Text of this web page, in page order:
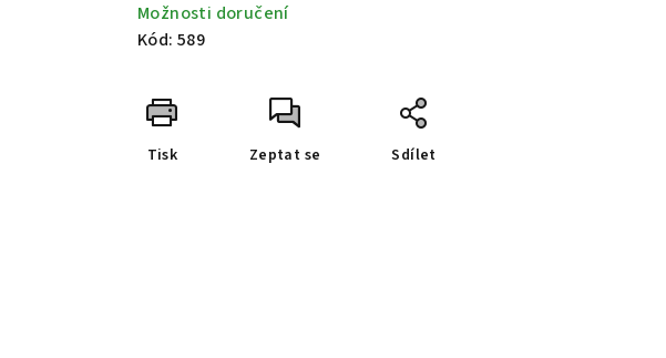
Možnosti doručení
Kód: 589
Tisk Zeptat se Sdílet